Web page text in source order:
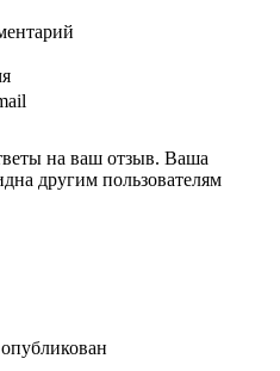
на ваш отзыв. Ваша
другим пользователям